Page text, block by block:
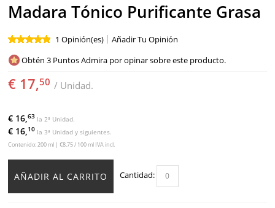
TEMAS
Madara Tónico Purificante Grasa
1 Opinión(es)
Añadir Tu Opinión
Obtén 3 Puntos Admira por opinar sobre este producto.
€ 17,50 / Unidad.
€ 16,63 la 2ª Unidad.
€ 16,10 la 3ª Unidad y siguientes.
Contenido: 200 ml | €8.75 / 100 ml IVA incl.
AÑADIR AL CARRITO Cantidad: